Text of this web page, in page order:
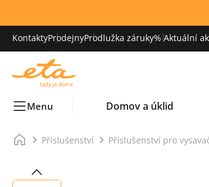
KontaktyProdejnyProdlužka záruky% Aktuální
Menu Domov a úklid
Příslušenství Příslušenství pro